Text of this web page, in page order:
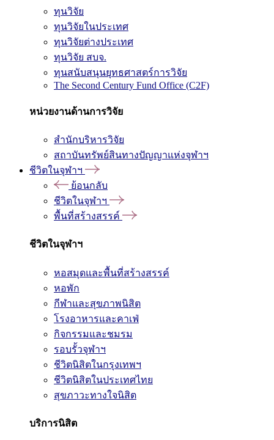
ทุนวิจัย
ทุนวิจัยในประเทศ
ทุนวิจัยต่างประเทศ
ทุนวิจัย สบจ.
ทุนสนับสนุนยุทธศาสตร์การวิจัย
The Second Century Fund Office (C2F)
หน่วยงานด้านการวิจัย
สำนักบริหารวิจัย
สถาบันทรัพย์สินทางปัญญาแห่งจุฬาฯ
ชีวิตในจุฬาฯ
ย้อนกลับ
ชีวิตในจุฬาฯ
พื้นที่สร้างสรรค์
ชีวิตในจุฬาฯ
หอสมุดและพื้นที่สร้างสรรค์
หอพัก
กีฬาและสุขภาพนิสิต
โรงอาหารและคาเฟ่
กิจกรรมและชมรม
รอบรั้วจุฬาฯ
ชีวิตนิสิตในกรุงเทพฯ
ชีวิตนิสิตในประเทศไทย
สุขภาวะทางใจนิสิต
บริการนิสิต